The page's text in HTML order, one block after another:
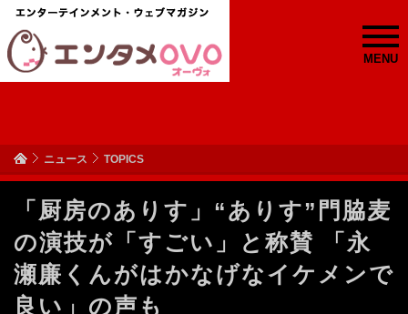
MENU
ニュース TOPICS
「厨房のありす」“ありす”門脇麦
の演技が「すごい」と称賛 「永
瀬廉くんがはかなげなイケメンで
良い」の声も